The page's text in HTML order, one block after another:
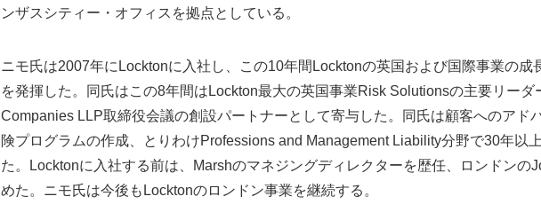
ンザスシティー・オフィスを拠点としている。
ニモ氏は2007年にLocktonに入社し、この10年間Locktonの英国および国際事業の成
を発揮した。同氏はこの8年間はLockton最大の英国事業Risk Solutionsの主要リーダ
Companies LLP取締役会議の創設パートナーとして寄与した。同氏は顧客へのアド
険プログラムの作成、とりわけProfessions and Management Liability分野で30年以
た。Locktonに入社する前は、Marshのマネジングディレクターを歴任、ロンドンの
めた。ニモ氏は今後もLocktonのロンドン事業を継続する。